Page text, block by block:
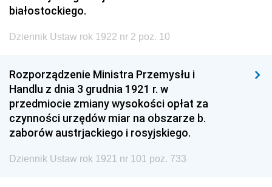
białostockiego.
Dziennik Ustaw rok 1922 nr 2 poz. 10
Rozporządzenie Ministra Przemysłu i
Handlu z dnia 3 grudnia 1921 r. w
przedmiocie zmiany wysokości opłat za
czynności urzędów miar na obszarze b.
zaborów austrjackiego i rosyjskiego.
Dziennik Ustaw rok 1921 nr 101 poz. 733